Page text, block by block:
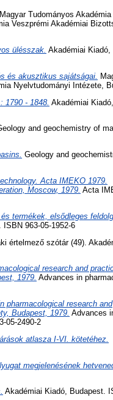
Tudományos Akadémia
Veszprémi Akadémiai
ülésszak. Akadémiai Kiadó,
és akusztikus sajátságai.
Nyelvtudományi Intézete,
1790 - 1848. Akadémiai Kiadó,
and geochemistry of
Geology and
Acta IMEKO 1979.
Moscow, 1979. Acta
termékek, elsődleges
963-05-1952-6
értelmező szótár (49).
research and
1979. Advances in
pharmacological research and
Budapest, 1979. Advances
05-2490-2
atlasza I-VI. kötetéhez.
megjelenésének
Akadémiai Kiadó, Budapest.